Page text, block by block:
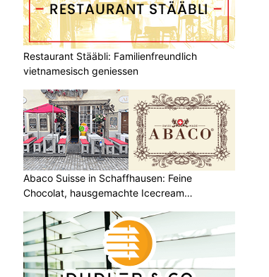
Restaurant Stääbli: Familienfreundlich
vietnamesisch geniessen
Abaco Suisse in Schaffhausen: Feine
Chocolat, hausgemachte Icecream